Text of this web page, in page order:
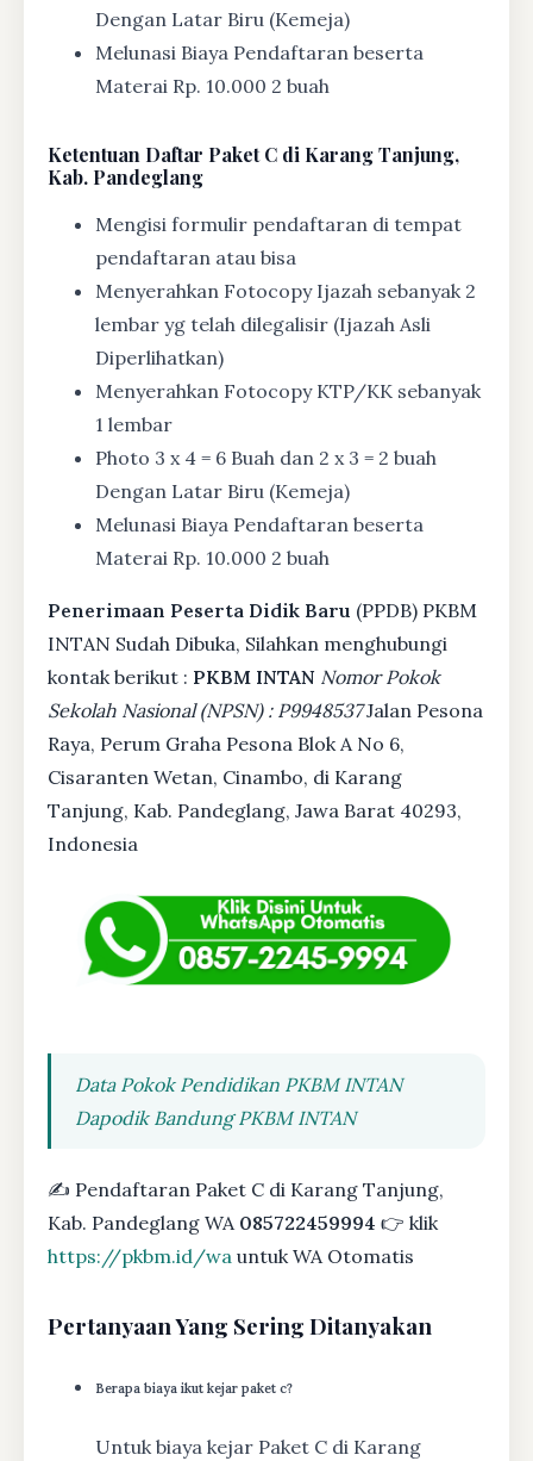
Dengan Latar Biru (Kemeja)
Melunasi Biaya Pendaftaran beserta
Materai Rp. 10.000 2 buah
Ketentuan Daftar Paket C di Karang Tanjung,
Kab. Pandeglang
Mengisi formulir pendaftaran di tempat
pendaftaran atau bisa
Menyerahkan Fotocopy Ijazah sebanyak 2
lembar yg telah dilegalisir (Ijazah Asli
Diperlihatkan)
Menyerahkan Fotocopy KTP/KK sebanyak
1 lembar
Photo 3 x 4 = 6 Buah dan 2 x 3 = 2 buah
Dengan Latar Biru (Kemeja)
Melunasi Biaya Pendaftaran beserta
Materai Rp. 10.000 2 buah
Penerimaan Peserta Didik Baru (PPDB) PKBM
INTAN Sudah Dibuka, Silahkan menghubungi
kontak berikut : PKBM INTAN Nomor Pokok
Sekolah Nasional (NPSN) : P9948537Jalan Pesona
Raya, Perum Graha Pesona Blok A No 6,
Cisaranten Wetan, Cinambo, di Karang
Tanjung, Kab. Pandeglang, Jawa Barat 40293,
Indonesia
Data Pokok Pendidikan PKBM INTAN
Dapodik Bandung PKBM INTAN
✍ Pendaftaran Paket C di Karang Tanjung,
Kab. Pandeglang WA 085722459994 👉 klik
https://pkbm.id/wa untuk WA Otomatis
Pertanyaan Yang Sering Ditanyakan
Berapa biaya ikut kejar paket c?
Untuk biaya kejar Paket C di Karang